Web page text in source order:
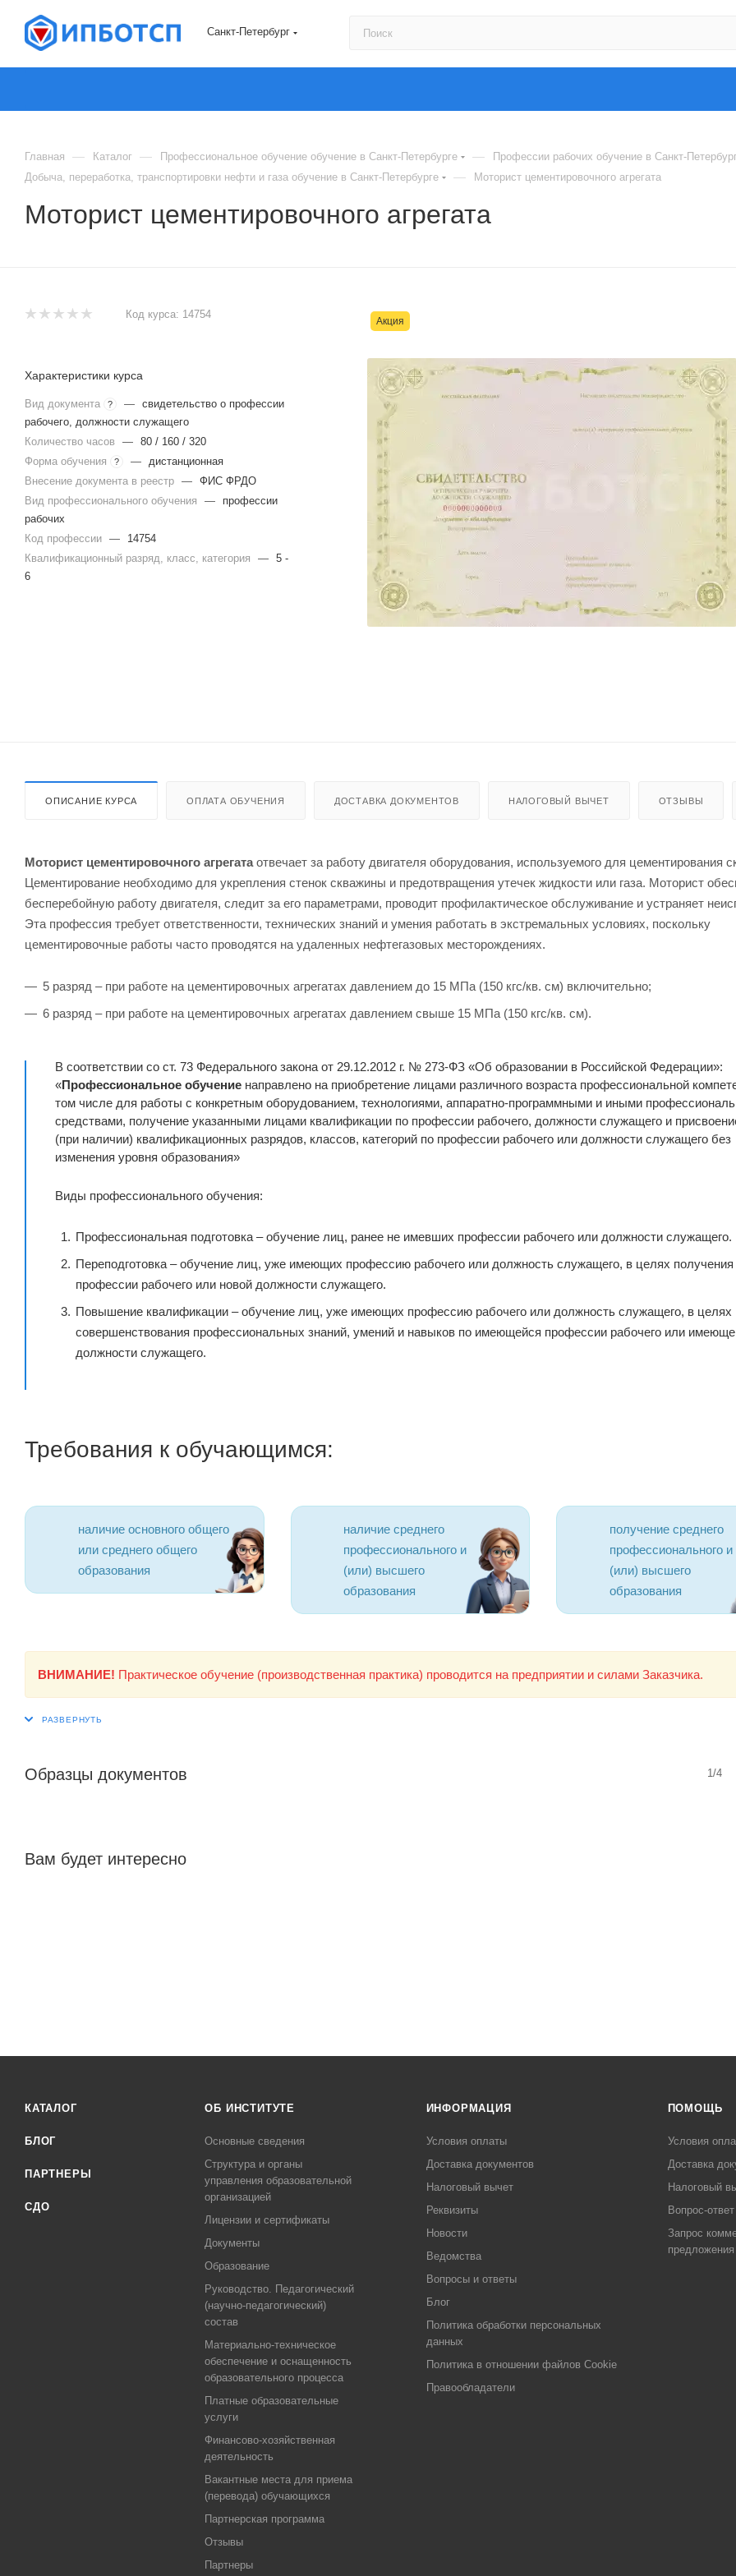
Санкт-Петербург
Главная — Каталог — Профессиональное обучение обучение в Санкт-Петербурге —
Профессии рабочих обучение в Санкт-
Добыча, переработка, транспортировки нефти и газа обучение в Санкт-Петербурге
— Моторист цементировочного агрегата
Моторист цементировочного агрегата
Акция
Код курса: 14754
Характеристики курса
Вид документа ? — свидетельство о профессии
рабочего, должности служащего
Количество часов
— 80 / 160 / 320
Форма обучения
? —
дистанционная
Внесение документа в реестр — ФИС ФРДО
Вид профессионального обучения
—
профессии
рабочих
Код профессии —
14754
Квалификационный разряд, класс, категория
— 5 -
6
ОПИСАНИЕ КУРСА ОПЛАТА ОБУЧЕНИЯ ДОСТАВКА ДОКУМЕНТОВ НАЛОГОВЫЙ ВЫЧЕТ ОТЗЫВЫ
Моторист цементировочного агрегатаотвечает за работу двигателя оборудования, используемого для цементирования
Цементирование необходимо для укрепления стенок скважины и предотвращения утечек жидкости или газа. Моторист
бесперебойную работу двигателя, следит за его параметрами, проводит профилактическое обслуживание и устраняет
Эта профессия требует ответственности, технических знаний и умения работать в экстремальных условиях, поскольку
цементировочные работы часто проводятся на удаленных нефтегазовых месторождениях.
5 разряд – при работе на цементировочных агрегатах давлением до 15 МПа (150 кгс/кв. см) включительно;
6 разряд – при работе на цементировочных агрегатах давлением свыше 15 МПа (150 кгс/кв. см).
В соответствии со ст. 73 Федерального закона от 29.12.2012 г. № 273-ФЗ «Об образовании в Российской Федерации»:
«Профессиональное обучение направлено на приобретение лицами различного возраста профессиональной
том числе для работы с конкретным оборудованием, технологиями, аппаратно-программными и иными
средствами, получение указанными лицами квалификации по профессии рабочего, должности служащего и
(при наличии) квалификационных разрядов, классов, категорий по профессии рабочего или должности служащего без
изменения уровня образования»
Виды профессионального обучения:
Профессиональная подготовка – обучение лиц, ранее не имевших профессии рабочего или должности служащего.
Переподготовка – обучение лиц, уже имеющих профессию рабочего или должность служащего, в целях получения
профессии рабочего или новой должности служащего.
Повышение квалификации – обучение лиц, уже имеющих профессию рабочего или должность служащего, в целях
совершенствования профессиональных знаний, умений и навыков по имеющейся профессии рабочего или
должности служащего.
Требования к обучающимся:
наличие основного общего
или среднего общего
образования
наличие среднего
профессионального и
(или) высшего
образования
получение среднего
профессионального и
(или) высшего
образования
ВНИМАНИЕ! Практическое обучение (производственная практика) проводится на предприятии и силами Заказчика.
Образцы документов 1/4
Вам будет интересно
КАТАЛОГ
БЛОГ
ПАРТНЕРЫ
СДО
ОБ ИНСТИТУТЕ
Основные сведения
Структура и органы
управления образовательной
организацией
Лицензии и сертификаты
Документы
Образование
Руководство. Педагогический
(научно-педагогический)
состав
Материально-техническое
обеспечение и оснащенность
образовательного процесса
Платные образовательные
услуги
Финансово-хозяйственная
деятельность
Вакантные места для приема
(перевода) обучающихся
Партнерская программа
Отзывы
Партнеры
ИНФОРМАЦИЯ
Условия оплаты
Доставка документов
Налоговый вычет
Реквизиты
Новости
Ведомства
Вопросы и ответы
Блог
Политика обработки персональных
данных
Политика в отношении файлов Cookie
Правообладатели
ПОМОЩЬ
Условия
Доставка
Налоговый
Вопрос-ответ
Запрос
предложения